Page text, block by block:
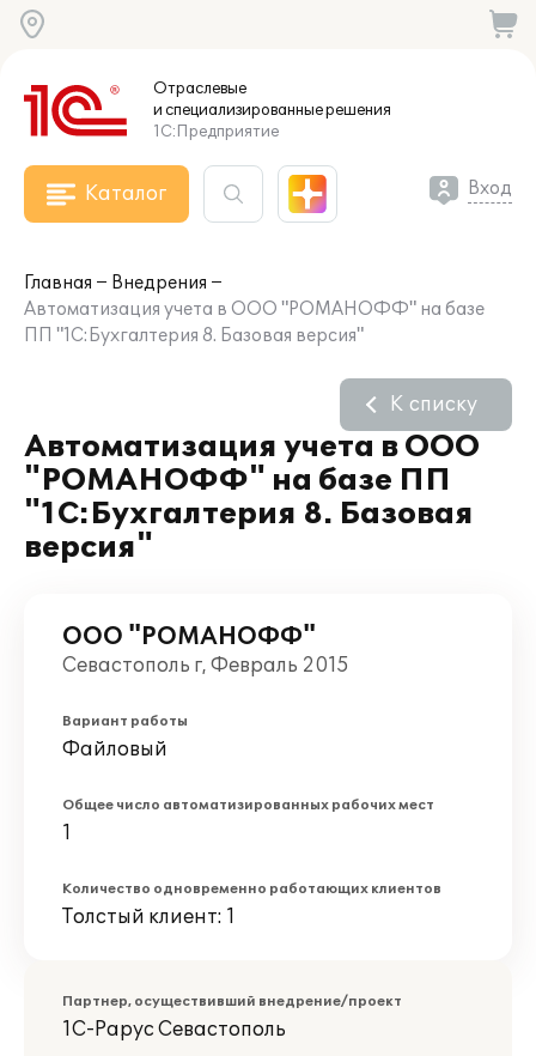
Отраслевые
и специализированныерешения
1С:Предприятие
Каталог Вход
Главная
Внедрения
Автоматизация учета в ООО "РОМАНОФФ" на базе
ПП "1С:Бухгалтерия 8. Базовая версия"
Автоматизация учета в ООО
"РОМАНОФФ" на базе ПП
"1С:Бухгалтерия 8. Базовая
версия"
К списку
ООО "РОМАНОФФ"
Севастополь г, Февраль 2015
Вариант работы
Файловый
Общее число автоматизированных рабочих мест
1
Количество одновременно работающих клиентов
Толстый клиент: 1
Партнер, осуществивший внедрение/проект
1С-Рарус Севастополь